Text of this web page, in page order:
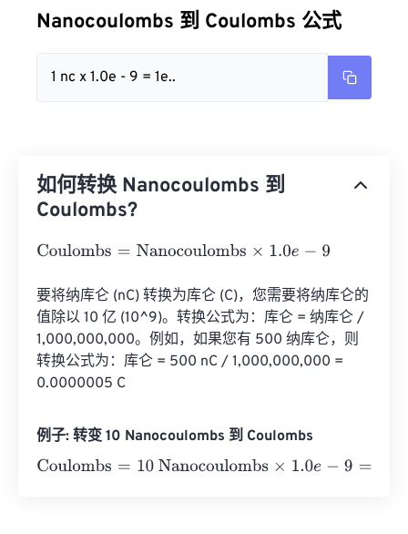
Nanocoulombs 到 Coulombs 公式
1 nc x 1.0e - 9 = 1e..
如何转换 Nanocoulombs 到
Coulombs?
Coulombs= Nanocoulombs×1.0e- 9
要将纳库仑 (nC) 转换为库仑 (C)，您需要将纳库仑的
值除以 10 亿 (10^9)。转换公式为：库仑 = 纳库仑 /
1,000,000,000。例如，如果您有 500 纳库仑，则
转换公式为：库仑 = 500 nC / 1,000,000,000 =
0.0000005 C
例子: 转变 10 Nanocoulombs 到 Coulombs
Coulombs= 10 Nanocoulombs×1.0e-9= e-8 Coulombs